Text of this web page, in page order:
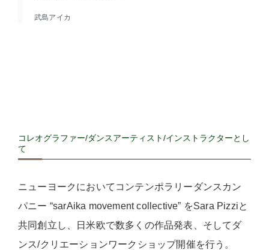
武島アイカ
コレオグラファー/ダンスアーティスト/インストラクターとし
て
ニューヨークにおいてコンテンポラリーダンスカン
パニー “sarAika movement collective” をSara Pizziと
共同創立し、日米欧で数多くの作品発表、そしてダ
ンス/クリエーションワークショップ開催を行う。